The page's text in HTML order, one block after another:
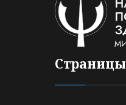
Страницы